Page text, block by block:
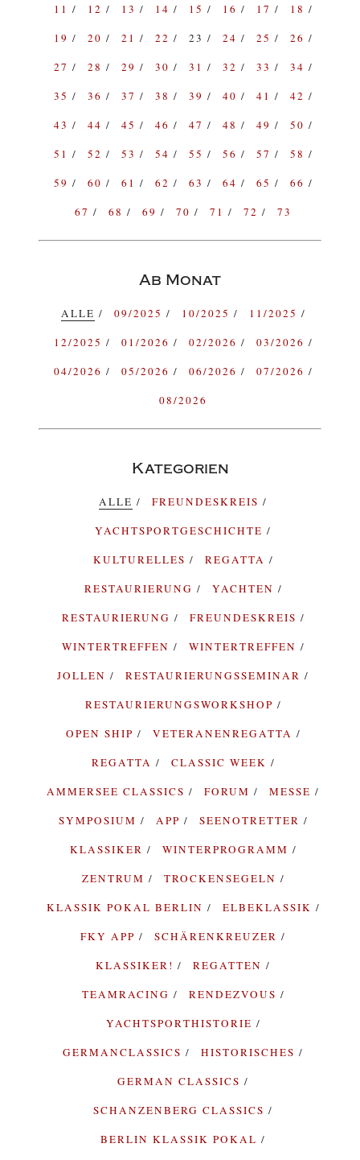
11
12 13 14 15 16 17
18
19
20 21 22 23 24 25
26
27
28 29 30 31 32 33
34
35
36 37 38 39 40 41
42
43
44 45 46 47 48 49
50
51
52 53 54 55 56 57
58
59
60 61 62 63 64 65
66
67
68 69 70 71 72 73
Ab Monat
ALLE 09/2025 10/2025
11/2025
12/2025
01/2026 02/2026
03/2026
04/2026
05/2026 06/2026
07/2026
08/2026
Kategorien
ALLE
FREUNDESKREIS
YACHTSPORTGESCHICHTE
KULTURELLES
REGATTA
RESTAURIERUNG
YACHTEN
RESTAURIERUNG
FREUNDESKREIS
WINTERTREFFEN
WINTERTREFFEN
JOLLEN
RESTAURIERUNGSSEMINAR
RESTAURIERUNGSWORKSHOP
OPEN SHIP
VETERANENREGATTA
REGATTA
CLASSIC WEEK
AMMERSEE CLASSICS
FORUM
MESSE
SYMPOSIUM
APP
SEENOTRETTER
KLASSIKER
WINTERPROGRAMM
ZENTRUM
TROCKENSEGELN
KLASSIK POKAL BERLIN
ELBEKLASSIK
FKY APP
SCHÄRENKREUZER
KLASSIKER!
REGATTEN
TEAMRACING
RENDEZVOUS
YACHTSPORTHISTORIE
GERMANCLASSICS
HISTORISCHES
GERMAN CLASSICS
SCHANZENBERG CLASSICS
BERLIN KLASSIK POKAL